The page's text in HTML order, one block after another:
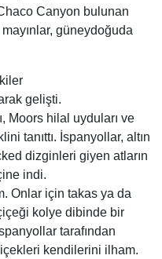
Canyon bulunan
güneydoğuda
gelişti.
Moors hilal uyduları ve
tanıttı. İspanyollar, altın
dizginleri giyen atların
indi.
Onlar için takas ya da
kolye dibinde bir
tarafından
kendilerini ilham.